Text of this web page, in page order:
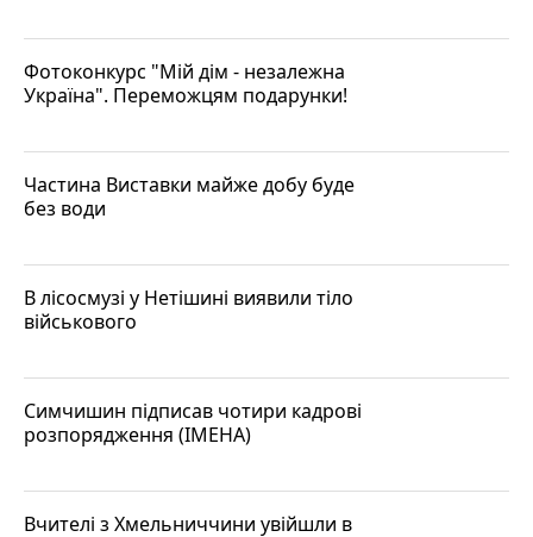
Фотоконкурс "Мій дім - незалежна
Україна". Переможцям подарунки!
Частина Виставки майже добу буде
без води
В лісосмузі у Нетішині виявили тіло
військового
Симчишин підписав чотири кадрові
розпорядження (ІМЕНА)
Вчителі з Хмельниччини увійшли в